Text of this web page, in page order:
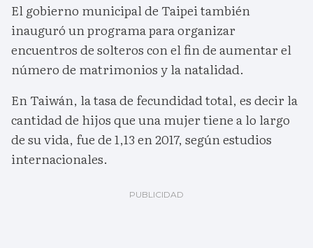
El gobierno municipal de Taipei también
inauguró un programa para organizar
encuentros de solteros con el fin de aumentar el
número de matrimonios y la natalidad.
En Taiwán, la tasa de fecundidad total, es decir la
cantidad de hijos que una mujer tiene a lo largo
de su vida, fue de 1,13 en 2017, según estudios
internacionales.